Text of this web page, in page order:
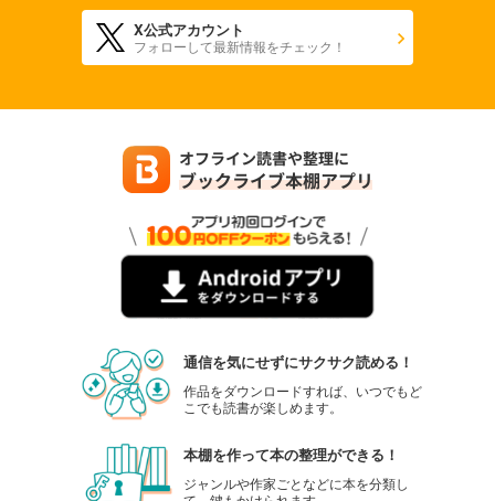
X公式アカウント
フォローして最新情報をチェック！
通信を気にせずにサクサク読める！
作品をダウンロードすれば、いつでもど
こでも読書が楽しめます。
本棚を作って本の整理ができる！
ジャンルや作家ごとなどに本を分類し